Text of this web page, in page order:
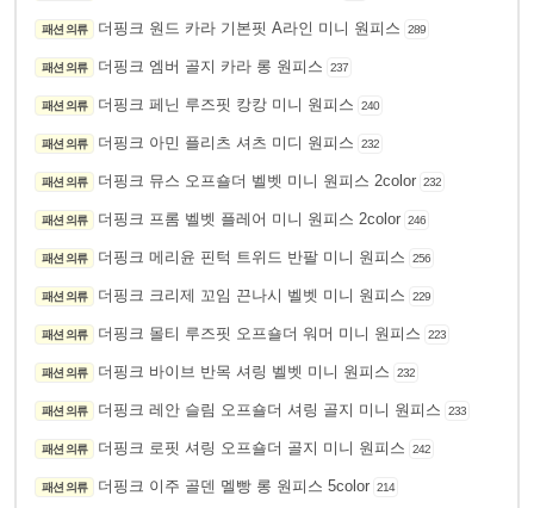
패션 의류 더핑크 원드 카라 기본핏 A라인 미니 원피스 289
패션 의류 더핑크 엠버 골지 카라 롱 원피스 237
패션 의류 더핑크 페닌 루즈핏 캉캉 미니 원피스 240
패션 의류 더핑크 아민 플리츠 셔츠 미디 원피스 232
패션 의류 더핑크 뮤스 오프숄더 벨벳 미니 원피스 2color 232
패션 의류 더핑크 프롬 벨벳 플레어 미니 원피스 2color 246
패션 의류 더핑크 메리윤 핀턱 트위드 반팔 미니 원피스 256
패션 의류 더핑크 크리제 꼬임 끈나시 벨벳 미니 원피스 229
패션 의류 더핑크 몰티 루즈핏 오프숄더 워머 미니 원피스 223
패션 의류 더핑크 바이브 반목 셔링 벨벳 미니 원피스 232
패션 의류 더핑크 레안 슬림 오프숄더 셔링 골지 미니 원피스 233
패션 의류 더핑크 로핏 셔링 오프숄더 골지 미니 원피스 242
패션 의류 더핑크 이주 골덴 멜빵 롱 원피스 5color 214